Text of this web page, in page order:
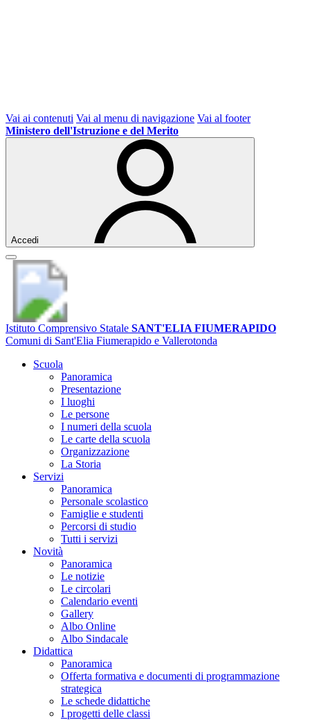
Vai ai contenuti Vai al menu di navigazione Vai al footer
Ministero dell'Istruzione e del Merito
Accedi
Istituto Comprensivo Statale SANT'ELIA FIUMERAPIDO
Comuni di Sant'Elia Fiumerapido e Vallerotonda
Scuola
Panoramica
Presentazione
I luoghi
Le persone
I numeri della scuola
Le carte della scuola
Organizzazione
La Storia
Servizi
Panoramica
Personale scolastico
Famiglie e studenti
Percorsi di studio
Tutti i servizi
Novità
Panoramica
Le notizie
Le circolari
Calendario eventi
Gallery
Albo Online
Albo Sindacale
Didattica
Panoramica
Offerta formativa e documenti di programmazione
strategica
Le schede didattiche
I progetti delle classi